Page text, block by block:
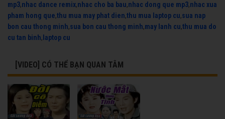
mp3,nhac dance remix,nhac cho ba bau,nhac dong que mp3,nhac xua
pham hong que,thu mua may phat dien,thu mua laptop cu,sua nap
bon cau thong minh,sua bon cau thong minh,may lanh cu,thu mua do
cu tan binh, laptop cu
[VIDEO] CÓ THỂ BẠN QUAN TÂM